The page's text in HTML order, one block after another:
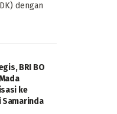
dengan
BRI BO
ke
Samarinda